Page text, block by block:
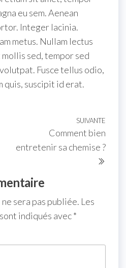
eu sem. Aenean
Integer lacinia.
metus. Nullam lectus
sed, tempor sed
Fusce tellus odio,
quis, suscipit id erat.
SUIVANTE
Comment bien
entretenir sa chemise ?
sera pas publiée. Les
indiqués avec*